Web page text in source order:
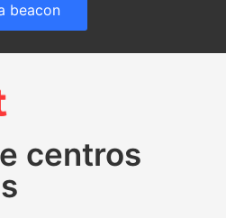
beacon
centros